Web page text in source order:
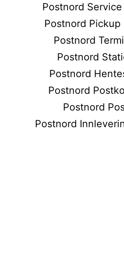
Postnord Service
Postnord Pickup
Postnord
Postnord
Postnord
Postnord
Postnord
Postnord